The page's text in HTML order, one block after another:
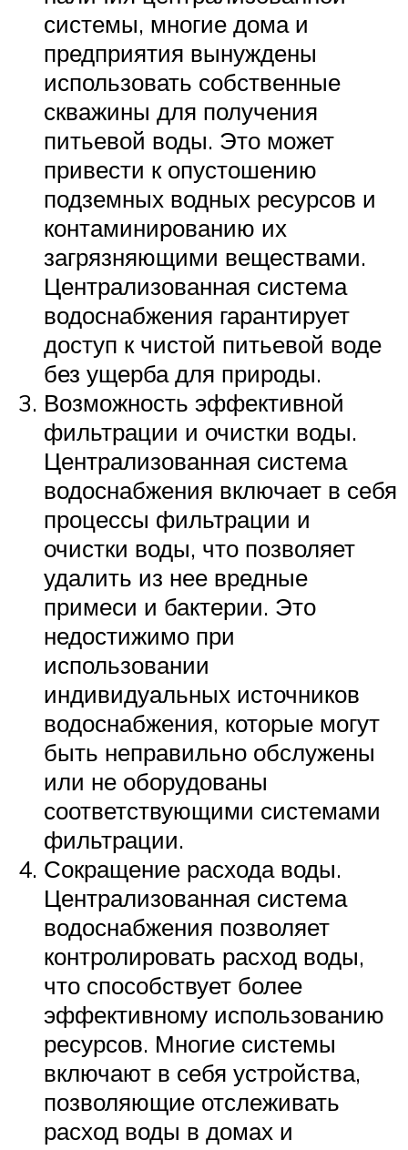
системы, многие дома и
предприятия вынуждены
использовать собственные
скважины для получения
питьевой воды. Это может
привести к опустошению
подземных водных ресурсов и
контаминированию их
загрязняющими веществами.
Централизованная система
водоснабжения гарантирует
доступ к чистой питьевой воде
без ущерба для природы.
Возможность эффективной
фильтрации и очистки воды.
Централизованная система
водоснабжения включает в себя
процессы фильтрации и
очистки воды, что позволяет
удалить из нее вредные
примеси и бактерии. Это
недостижимо при
использовании
индивидуальных источников
водоснабжения, которые могут
быть неправильно обслужены
или не оборудованы
соответствующими системами
фильтрации.
Сокращение расхода воды.
Централизованная система
водоснабжения позволяет
контролировать расход воды,
что способствует более
эффективному использованию
ресурсов. Многие системы
включают в себя устройства,
позволяющие отслеживать
расход воды в домах и